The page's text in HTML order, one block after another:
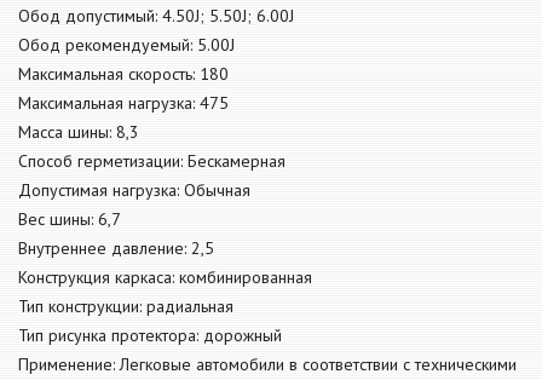
Обод допустимый: 4.50J; 5.50J; 6.00J
Обод рекомендуемый: 5.00J
Максимальная скорость: 180
Максимальная нагрузка: 475
Масса шины: 8,3
Способ герметизации: Бескамерная
Допустимая нагрузка: Обычная
Вес шины: 6,7
Внутреннее давление: 2,5
Конструкция каркаса: комбинированная
Тип конструкции: радиальная
Тип рисунка протектора: дорожный
Применение: Легковые автомобили в соответствии с техническими